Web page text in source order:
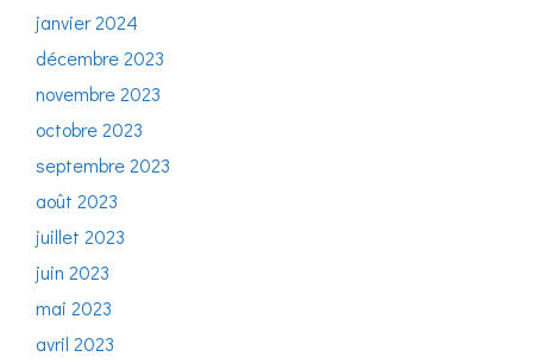
janvier 2024
décembre 2023
novembre 2023
octobre 2023
septembre 2023
août 2023
juillet 2023
juin 2023
mai 2023
avril 2023